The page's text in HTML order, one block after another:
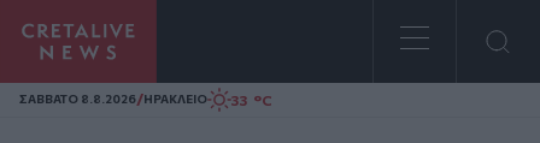
Homepage
ΣAΒΒΑΤΟ 8.8.2026/ΗΡΑΚΛΕΙΟ 33 °C